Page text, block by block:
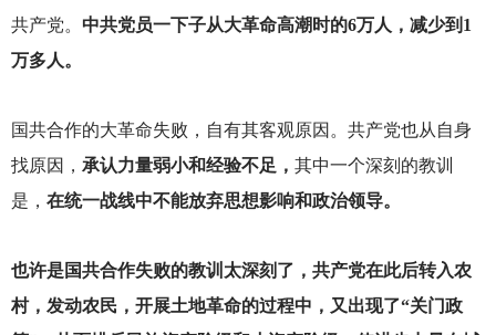
共产党。 中共党员一下子从大革命高潮时的6万人，减少到1
万多人。
国共合作的大革命失败，自有其客观原因。共产党也从自身
找原因， 承认力量弱小和经验不足， 其中一个深刻的教训
是， 在统一战线中不能放弃思想影响和政治领导。
也许是国共合作失败的教训太深刻了，共产党在此后转入农
村，发动农民，开展土地革命的过程中，又出现了“关门政